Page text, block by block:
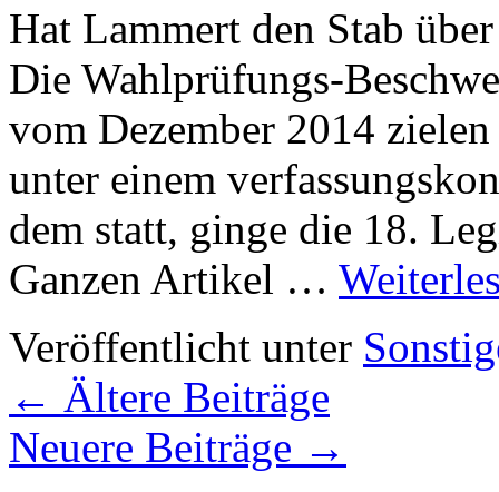
Hat Lammert den Stab
Die Wahlprüfungs-
vom Dezember 2014
unter einem
dem statt, ginge die 18.
Ganzen Artikel …
Veröffentlicht unter
← Ältere Beiträge
Neuere Beiträge →